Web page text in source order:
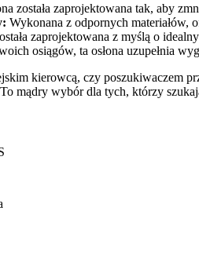
została zaprojektowana tak, aby
Wykonana z odpornych materiałów,
zaprojektowana z myślą o
osiągów, ta osłona uzupełnia
kierowcą, czy poszukiwaczem
mądry wybór dla tych, którzy